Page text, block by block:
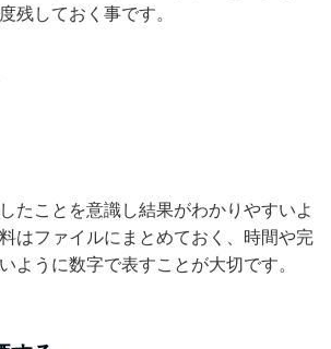
残しておく事です。
たことを意識し結果がわかりやすいよ
はファイルにまとめておく、時間や完
ように数字で表すことが大切です。